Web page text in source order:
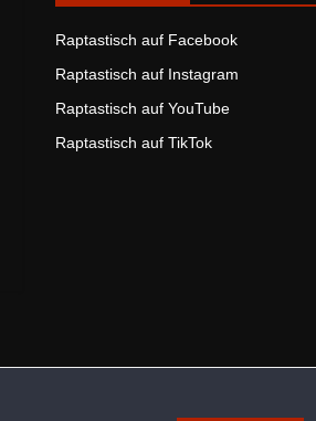
Raptastisch auf Facebook
Raptastisch auf Instagram
Raptastisch auf YouTube
Raptastisch auf TikTok